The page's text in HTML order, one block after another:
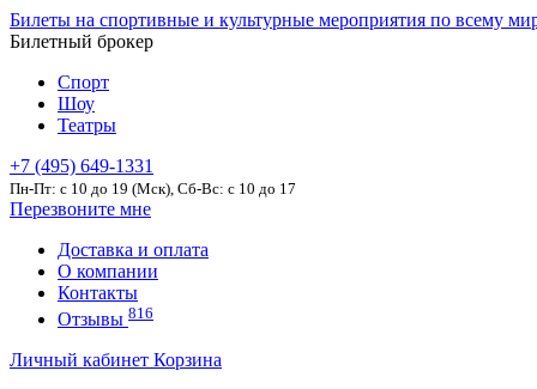
Билеты на спортивные и культурные мероприятия по всему
Билетный брокер
Спорт
Шоу
Театры
+7 (495) 649-1331
Пн-Пт: c 10 до 19 (Мск), Сб-Вс: с 10 до 17
Перезвоните мне
Доставка и оплата
О компании
Контакты
Отзывы 816
Личный кабинет Корзина